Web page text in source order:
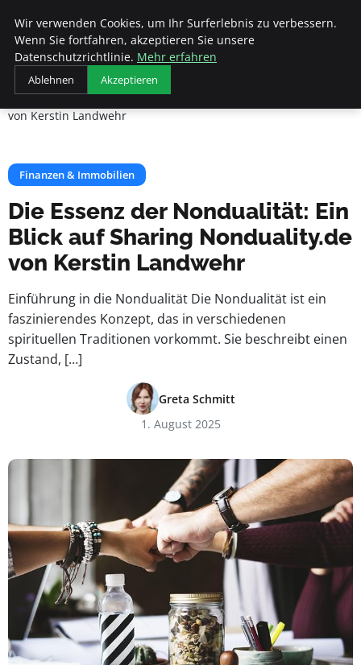
Veranstaltungen
Fds
Startseite
Finanzen & Immobilien
Die Essenz der Nondualität: Ein Blick auf Sharing Nonduality.de
von Kerstin Landwehr
Finanzen & Immobilien
Die Essenz der Nondualität: Ein
Blick auf Sharing Nonduality.de
von Kerstin Landwehr
Einführung in die Nondualität Die Nondualität ist ein
faszinierendes Konzept, das in verschiedenen
spirituellen Traditionen vorkommt. Sie beschreibt einen
Zustand, […]
Greta Schmitt
1. August 2025
Wir verwenden Cookies, um Ihr Surferlebnis zu verbessern.
Wenn Sie fortfahren, akzeptieren Sie unsere
Datenschutzrichtlinie. Mehr erfahren
Ablehnen Akzeptieren